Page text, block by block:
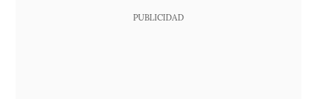
PUBLICIDAD